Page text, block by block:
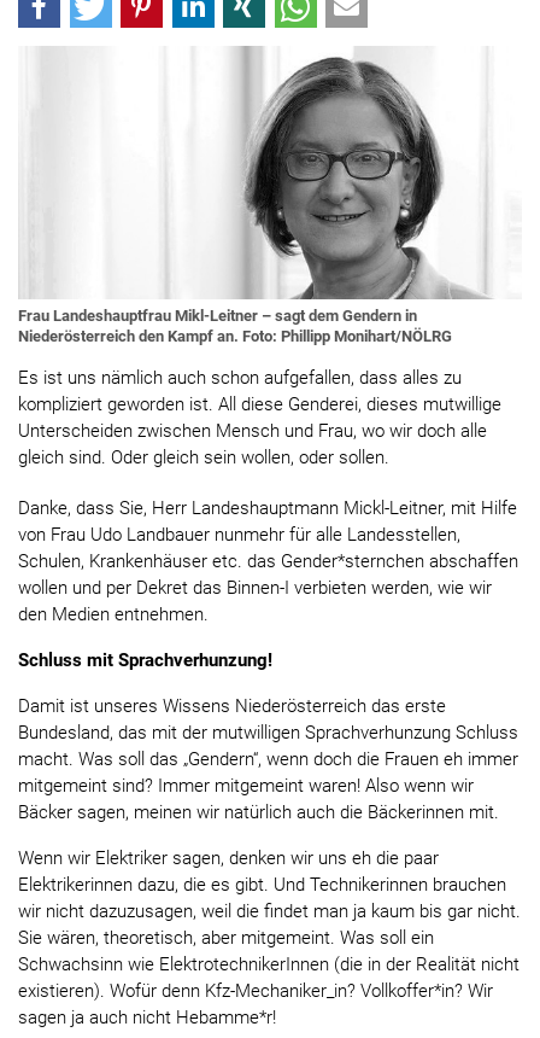
Frau Landeshauptfrau Mikl-Leitner – sagt dem Gendern in
Niederösterreich den Kampf an. Foto: Phillipp Monihart/NÖLRG
Es ist uns nämlich auch schon aufgefallen, dass alles zu
kompliziert geworden ist. All diese Genderei, dieses mutwillige
Unterscheiden zwischen Mensch und Frau, wo wir doch alle
gleich sind. Oder gleich sein wollen, oder sollen.
Danke, dass Sie, Herr Landeshauptmann Mickl-Leitner, mit Hilfe
von Frau Udo Landbauer nunmehr für alle Landesstellen,
Schulen, Krankenhäuser etc. das Gender*sternchen abschaffen
wollen und per Dekret das Binnen-I verbieten werden, wie wir
den Medien entnehmen.
Schluss mit Sprachverhunzung!
Damit ist unseres Wissens Niederösterreich das erste
Bundesland, das mit der mutwilligen Sprachverhunzung Schluss
macht. Was soll das „Gendern“, wenn doch die Frauen eh immer
mitgemeint sind? Immer mitgemeint waren! Also wenn wir
Bäcker sagen, meinen wir natürlich auch die Bäckerinnen mit.
Wenn wir Elektriker sagen, denken wir uns eh die paar
Elektrikerinnen dazu, die es gibt. Und Technikerinnen brauchen
wir nicht dazuzusagen, weil die findet man ja kaum bis gar nicht.
Sie wären, theoretisch, aber mitgemeint. Was soll ein
Schwachsinn wie ElektrotechnikerInnen (die in der Realität nicht
existieren). Wofür denn Kfz-Mechaniker_in? Vollkoffer*in? Wir
sagen ja auch nicht Hebamme*r!